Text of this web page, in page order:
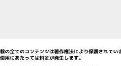
の全てのコンテンツは著作権法により保護されてい
用にあたっては料金が発生します。